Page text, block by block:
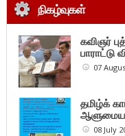
நிகழ்வுகள்
கவிஞர்
பாராட்டு
07
தமிழ்க்
08 July